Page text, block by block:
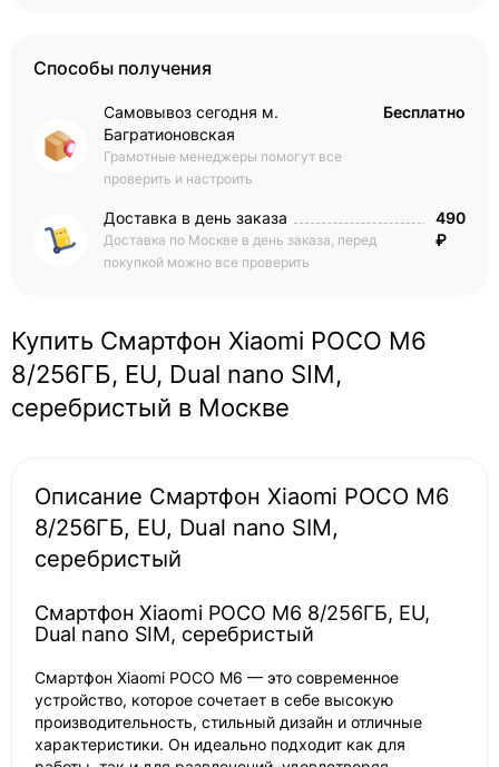
Способы получения
Самовывоз сегодня м.
Багратионовская
Грамотные менеджеры помогут все
проверить и настроить
Бесплатно
Доставка в день заказа
Доставка по Москве в день заказа, перед
покупкой можно все проверить
490
₽
Купить Смартфон Xiaomi POCO M6
8/256ГБ, EU, Dual nano SIM,
серебристый в Москве
Описание Смартфон Xiaomi POCO M6
8/256ГБ, EU, Dual nano SIM,
серебристый
Смартфон Xiaomi POCO M6 8/256ГБ, EU,
Dual nano SIM, серебристый
Смартфон Xiaomi POCO M6 — это современное
устройство, которое сочетает в себе высокую
производительность, стильный дизайн и отличные
характеристики. Он идеально подходит как для